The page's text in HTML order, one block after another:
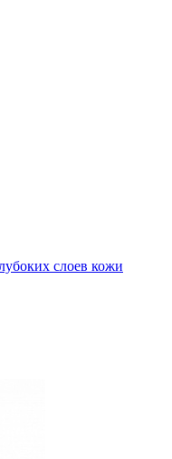
слоев кожи